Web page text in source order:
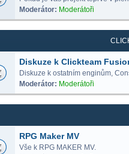
Moderátor: Moderátoři
Diskuze k Clickteam
Diskuze k ostatním enginům,
Moderátor: Moderátoři
RPG Maker MV
Vše k RPG MAKER MV.